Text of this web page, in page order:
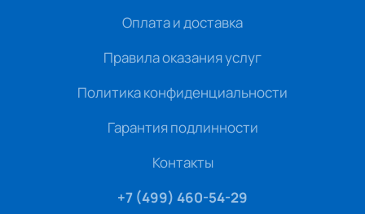
Оплата и доставка
Правила оказания услуг
Политика конфиденциальности
Гарантия подлинности
Контакты
+7 (499) 460-54-29